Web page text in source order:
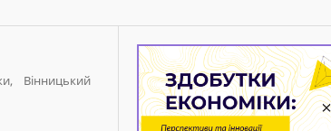
Вінницький